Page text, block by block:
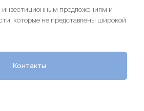
инвестиционным предложениям и
которые не представлены широкой
Контакты